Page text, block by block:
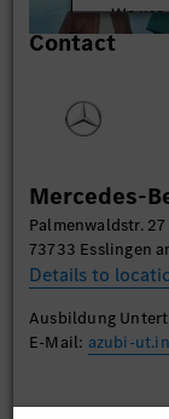
We
content
Contact
Mercedes-
Palmenwaldstr. 27
73733 Esslingen
Details to
Ausbildung
E-Mail: azubi-